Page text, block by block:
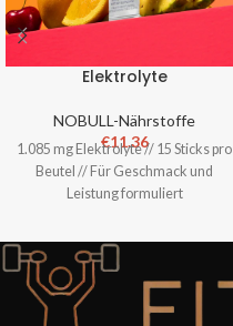
Elektrolyte
NOBULL-Nährstoffe
€11.36
1.085 mg Elektrolyte // 15 Sticks pro
Beutel // Für Geschmack und
Leistung formuliert